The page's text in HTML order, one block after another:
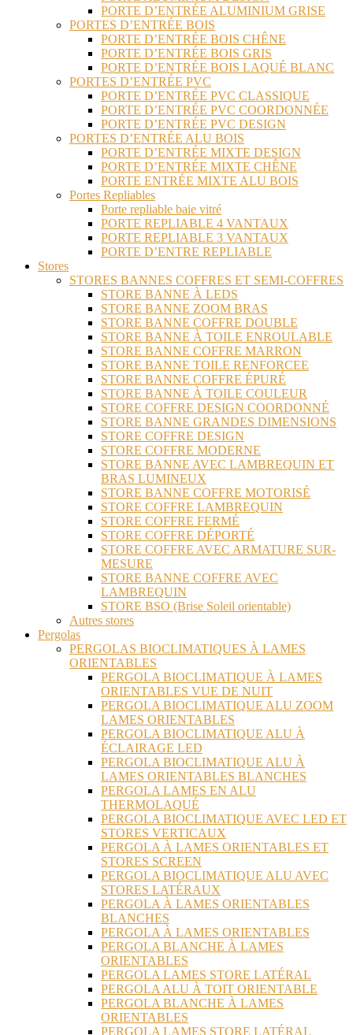
PORTE D’ENTRÉE ALUMINIUM GRISE
PORTES D’ENTRÉE BOIS
PORTE D’ENTRÉE BOIS CHÊNE
PORTE D’ENTRÉE BOIS GRIS
PORTE D’ENTRÉE BOIS LAQUÉ BLANC
PORTES D’ENTRÉE PVC
PORTE D’ENTRÉE PVC CLASSIQUE
PORTE D’ENTRÉE PVC COORDONNÉE
PORTE D’ENTRÉE PVC DESIGN
PORTES D’ENTRÉE ALU BOIS
PORTE D’ENTRÉE MIXTE DESIGN
PORTE D’ENTRÉE MIXTE CHÊNE
PORTE ENTRÉE MIXTE ALU BOIS
Portes Repliables
Porte repliable baie vitré
PORTE REPLIABLE 4 VANTAUX
PORTE REPLIABLE 3 VANTAUX
PORTE D’ENTRE REPLIABLE
Stores
STORES BANNES COFFRES ET SEMI-COFFRES
STORE BANNE À LEDS
STORE BANNE ZOOM BRAS
STORE BANNE COFFRE DOUBLE
STORE BANNE À TOILE ENROULABLE
STORE BANNE COFFRE MARRON
STORE BANNE TOILE RENFORCEE
STORE BANNE COFFRE ÉPURÉ
STORE BANNE À TOILE COULEUR
STORE COFFRE DESIGN COORDONNÉ
STORE BANNE GRANDES DIMENSIONS
STORE COFFRE DESIGN
STORE COFFRE MODERNE
STORE BANNE AVEC LAMBREQUIN ET
BRAS LUMINEUX
STORE BANNE COFFRE MOTORISÉ
STORE COFFRE LAMBREQUIN
STORE COFFRE FERMÉ
STORE COFFRE DÉPORTÉ
STORE COFFRE AVEC ARMATURE SUR-
MESURE
STORE BANNE COFFRE AVEC
LAMBREQUIN
STORE BSO (Brise Soleil orientable)
Autres stores
Pergolas
PERGOLAS BIOCLIMATIQUES À LAMES
ORIENTABLES
PERGOLA BIOCLIMATIQUE À LAMES
ORIENTABLES VUE DE NUIT
PERGOLA BIOCLIMATIQUE ALU ZOOM
LAMES ORIENTABLES
PERGOLA BIOCLIMATIQUE ALU À
ÉCLAIRAGE LED
PERGOLA BIOCLIMATIQUE ALU À
LAMES ORIENTABLES BLANCHES
PERGOLA LAMES EN ALU
THERMOLAQUÉ
PERGOLA BIOCLIMATIQUE AVEC LED ET
STORES VERTICAUX
PERGOLA À LAMES ORIENTABLES ET
STORES SCREEN
PERGOLA BIOCLIMATIQUE ALU AVEC
STORES LATÉRAUX
PERGOLA À LAMES ORIENTABLES
BLANCHES
PERGOLA À LAMES ORIENTABLES
PERGOLA BLANCHE À LAMES
ORIENTABLES
PERGOLA LAMES STORE LATÉRAL
PERGOLA ALU À TOIT ORIENTABLE
PERGOLA BLANCHE À LAMES
ORIENTABLES
PERGOLA LAMES STORE LATÉRAL